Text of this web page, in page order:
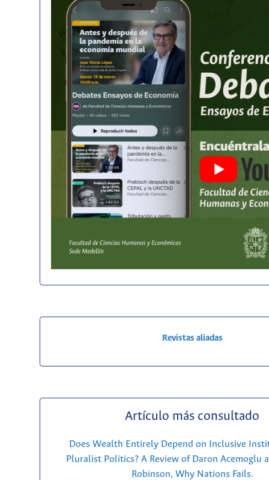
Revistas aliadas
Artículo más consultado
Does Wealth Entirely Depend on Inclusive
Pluralist Politics? A Review of Daron Acemoglu
Robinson, Why Nations Fails.